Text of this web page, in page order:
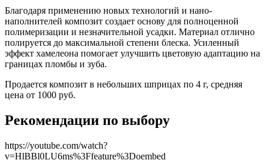
Благодаря применению новых технологий и нано-
наполнителей композит создает основу для полноценной
полимеризации и незначительной усадки. Материал отлично
полируется до максимальной степени блеска. Усиленный
эффект хамелеона помогает улучшить цветовую адаптацию на
границах пломбы и зуба.
Продается композит в небольших шприцах по 4 г, средняя
цена от 1000 руб.
Рекомендации по выбору
https://youtube.com/watch?
v=HlBBl0LU6ms%3Ffeature%3Doembed